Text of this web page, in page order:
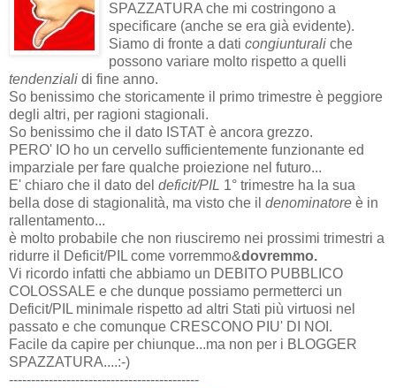
SPAZZATURA che mi costringono a
specificare (anche se era già evidente).
Siamo di fronte a dati congiunturali che
possono variare molto rispetto a quelli
tendenziali di fine anno.
So benissimo che storicamente il primo trimestre è peggiore
degli altri, per ragioni stagionali.
So benissimo che il dato ISTAT è ancora grezzo.
PERO' IO ho un cervello sufficientemente funzionante ed
imparziale per fare qualche proiezione nel futuro...
E' chiaro che il dato del deficit/PIL 1° trimestre ha la sua
bella dose di stagionalità, ma visto che il denominatore è in
rallentamento...
è molto probabile che non riusciremo nei prossimi trimestri a
ridurre il Deficit/PIL come vorremmo&dovremmo.
Vi ricordo infatti che abbiamo un DEBITO PUBBLICO
COLOSSALE e che dunque possiamo permetterci un
Deficit/PIL minimale rispetto ad altri Stati più virtuosi nel
passato e che comunque CRESCONO PIU' DI NOI.
Facile da capire per chiunque...ma non per i BLOGGER
SPAZZATURA....:-)
-------------------------------------------